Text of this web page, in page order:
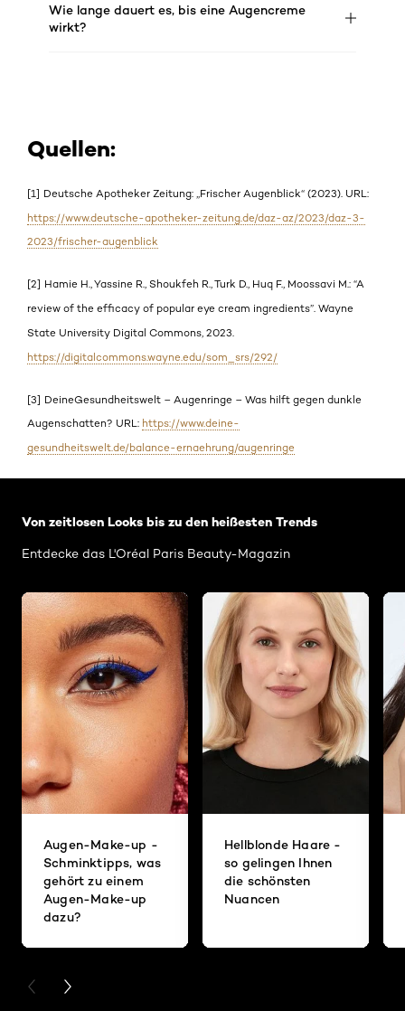
Wie lange dauert es, bis eine Augencreme
wirkt?
Quellen:
[1] Deutsche Apotheker Zeitung: „Frischer Augenblick“ (2023). URL:
https://www.deutsche-apotheker-zeitung.de/daz-az/2023/daz-3-
2023/frischer-augenblick
[2] Hamie H., Yassine R., Shoukfeh R., Turk D., Huq F., Moossavi M.: “A
review of the efficacy of popular eye cream ingredients”. Wayne
State University Digital Commons, 2023.
https://digitalcommons.wayne.edu/som_srs/292/
[3] DeineGesundheitswelt – Augenringe – Was hilft gegen dunkle
Augenschatten? URL: https://www.deine-
gesundheitswelt.de/balance-ernaehrung/augenringe
Von zeitlosen Looks bis zu den heißesten Trends
Entdecke das L'Oréal Paris Beauty-Magazin
Augen-Make-up -
Schminktipps, was
gehört zu einem
Augen-Make-up
dazu?
Hellblonde Haare -
so gelingen Ihnen
die schönsten
Nuancen
PREVIOUS CARD
NEXT CARD